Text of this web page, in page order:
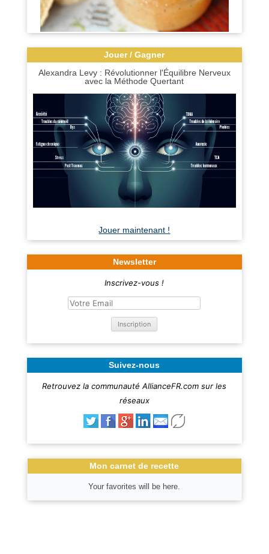
Jouer / Gagner
Alexandra Levy : Révolutionner l'Équilibre Nerveux
avec la Méthode Quertant
Jouer maintenant !
Newsletter
Inscrivez-vous !
Suivez-nous
Retrouvez la communauté AllianceFR.com sur les
réseaux
Mon carnet de recette
Your favorites will be here.